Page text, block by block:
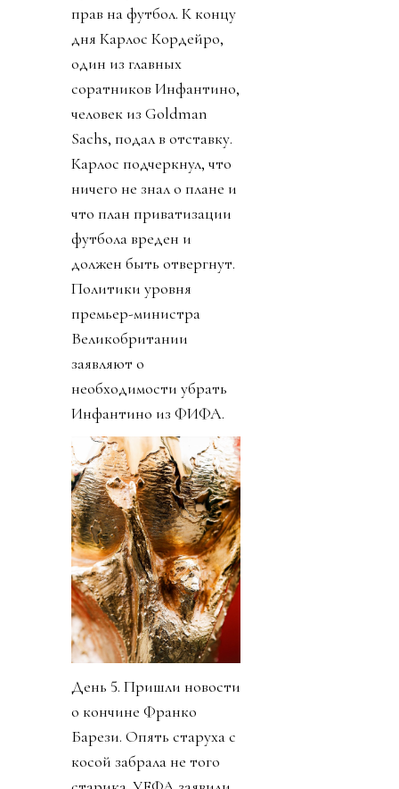
прав на футбол. К концу
дня Карлос Кордейро,
один из главных
соратников Инфантино,
человек из Goldman
Sachs, подал в отставку.
Карлос подчеркнул, что
ничего не знал о плане и
что план приватизации
футбола вреден и
должен быть отвергнут.
Политики уровня
премьер-министра
Великобритании
заявляют о
необходимости убрать
Инфантино из ФИФА.
День 5. Пришли новости
о кончине Франко
Барези. Опять старуха с
косой забрала не того